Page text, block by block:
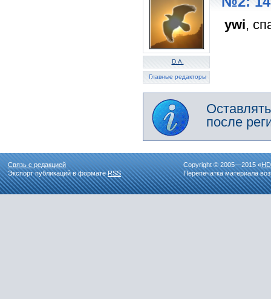
D.A.
Главные редакторы
ywi,
после
Связь с редакцией
Экспорт публикаций в форматеRSS
Copyright © 2005—2015 «
Перепечатка материала